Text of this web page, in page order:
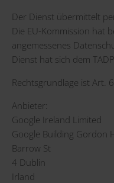
Der Dienst übermittelt
Die EU-Kommission hat
angemessenes
Dienst hat sich dem
Rechtsgrundlage ist Art.
Anbieter:
Google Ireland Limited
Google Building Gordon
Barrow St
4 Dublin
Irland